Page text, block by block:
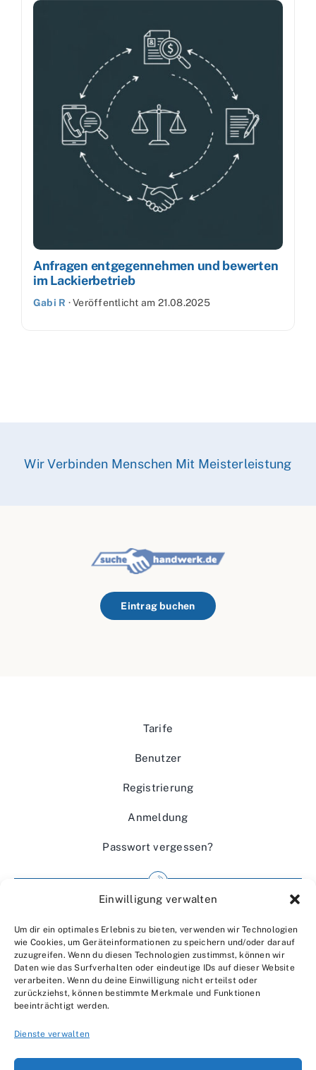
Einwilligung verwalten
Um dir ein optimales Erlebnis zu bieten, verwenden wir Technologien
wie Cookies, um Geräteinformationen zu speichern und/oder darauf
zuzugreifen. Wenn du diesen Technologien zustimmst, können wir
Daten wie das Surfverhalten oder eindeutige IDs auf dieser Website
verarbeiten. Wenn du deine Einwilligung nicht erteilst oder
zurückziehst, können bestimmte Merkmale und Funktionen
beeinträchtigt werden.
Dienste verwalten
Anfragen entgegennehmen und bewerten
im Lackierbetrieb
Gabi R ·Veröffentlicht am 21.08.2025
Wir Verbinden Menschen Mit Meisterleistung
Eintrag buchen
Tarife
Benutzer
Registrierung
Anmeldung
Passwort vergessen?
Wir über uns
Kontakt
Datenschutzerklärung